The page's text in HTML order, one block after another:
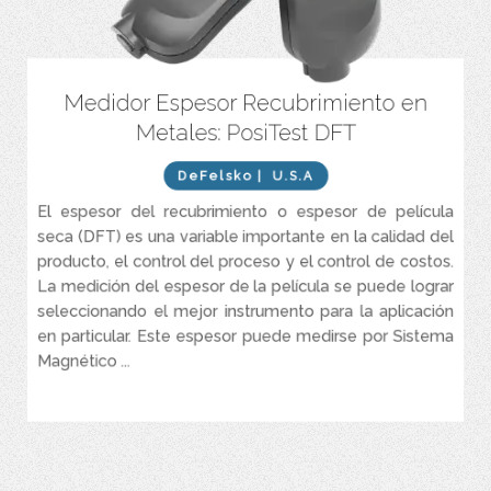
Medidor Espesor Recubrimiento en
Metales: PosiTest DFT
DeFelsko| U.S.A
El espesor del recubrimiento o espesor de película
seca (DFT) es una variable importante en la calidad del
producto, el control del proceso y el control de costos.
La medición del espesor de la película se puede lograr
seleccionando el mejor instrumento para la aplicación
en particular. Este espesor puede medirse por Sistema
Magnético ...
Mediciones rápidas y repetibles: más de 60 lecturas por minuto
Listo para medir: no se requieren ajustes para la mayoría de las
Sonda fuerte y resistente al desgaste con punta de rubí
Brillo de pantalla ajustable para una visibilidad óptima en todos
los entornos
Pantalla giratoria automática con bloqueo de rotación
Menú sencillo basado en iconos